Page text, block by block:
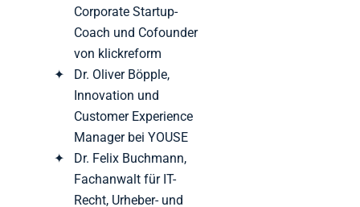
Corporate Startup-
Coach und Cofounder
von klickreform
Dr. Oliver Böpple,
Innovation und
Customer Experience
Manager bei YOUSE
Dr. Felix Buchmann,
Fachanwalt für IT-
Recht, Urheber- und